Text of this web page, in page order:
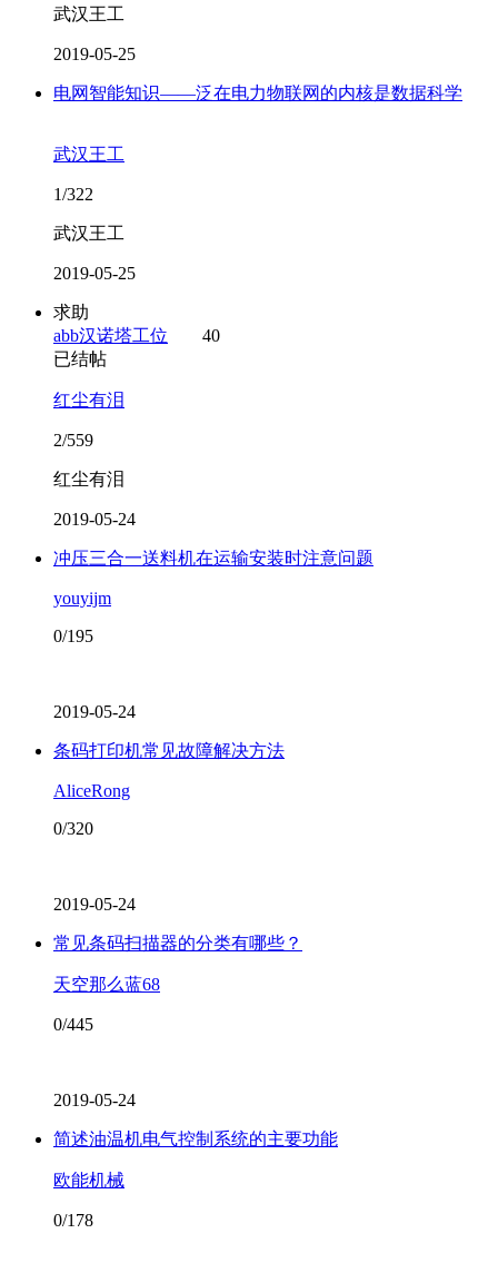
武汉王工
2019-05-25
电网智能知识——泛在电力物联网的内核是数据科学
武汉王工
1/322
武汉王工
2019-05-25
求助
abb汉诺塔工位
40
已结帖
红尘有泪
2/559
红尘有泪
2019-05-24
冲压三合一送料机在运输安装时注意问题
youyijm
0/195
2019-05-24
条码打印机常见故障解决方法
AliceRong
0/320
2019-05-24
常见条码扫描器的分类有哪些？
天空那么蓝68
0/445
2019-05-24
简述油温机电气控制系统的主要功能
欧能机械
0/178